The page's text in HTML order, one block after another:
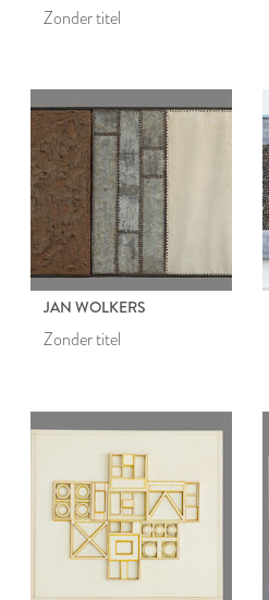
Zonder titel
JAN WOLKERS
Zonder titel